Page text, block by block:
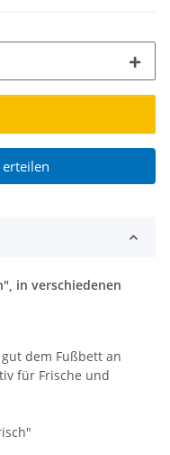
erteilen
in verschiedenen
dem Fußbett an
für Frische und